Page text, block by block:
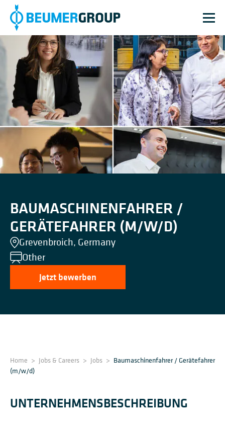
BAUMASCHINENFAHRER /
GERÄTEFAHRER (M/W/D)
Grevenbroich, Germany
Other
Jetzt bewerben
Home > Jobs & Careers > Jobs > Baumaschinenfahrer / Gerätefahrer
(m/w/d)
UNTERNEHMENS­BESCHREIBUNG